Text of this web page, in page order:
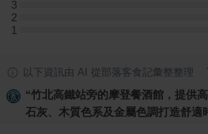
3
3 星：0 則評論
2
2 星：0 則評論
1
1 星：0 則評論
以下資訊由 AI 從部落客食記彙整整理
“竹北高鐵站旁的摩登餐酒館，提供
石灰、木質色系及金屬色調打造舒適